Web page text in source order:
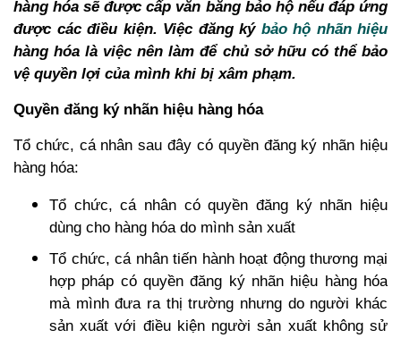
hàng hóa sẽ được cấp văn bằng bảo hộ nếu đáp ứng
được các điều kiện. Việc đăng ký bảo hộ nhãn hiệu
hàng hóa là việc nên làm để chủ sở hữu có thể bảo
vệ quyền lợi của mình khi bị xâm phạm.
Quyền đăng ký nhãn hiệu hàng hóa
Tổ chức, cá nhân sau đây có quyền đăng ký nhãn hiệu
hàng hóa:
Tổ chức, cá nhân có quyền đăng ký nhãn hiệu
dùng cho hàng hóa do mình sản xuất
Tổ chức, cá nhân tiến hành hoạt động thương mại
hợp pháp có quyền đăng ký nhãn hiệu hàng hóa
mà mình đưa ra thị trường nhưng do người khác
sản xuất với điều kiện người sản xuất không sử